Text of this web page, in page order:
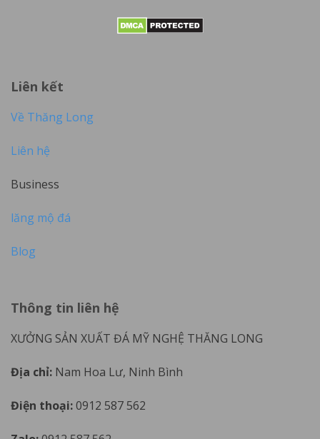
Liên kết
Về Thăng Long
Liên hệ
Business
lăng mộ đá
Blog
Thông tin liên hệ
XƯỞNG SẢN XUẤT ĐÁ MỸ NGHỆ THĂNG LONG
Địa chỉ: Nam Hoa Lư, Ninh Bình
Điện thoại:0912 587 562